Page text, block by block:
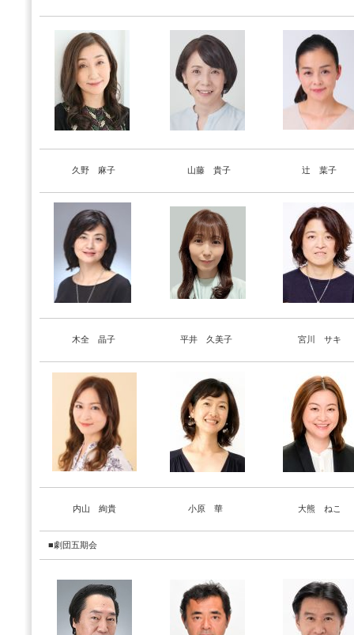
久野 麻子 山藤 貴子 辻 葉子
木全 晶子 平井 久美子 宮川 サキ
内山 絢貴 小原 華 大熊 ねこ
■劇団五期会